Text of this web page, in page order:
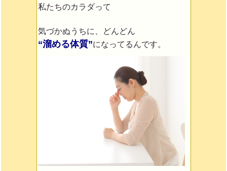
私たちのカラダって
気づかぬうちに、どんどん
“溜める体質”になってるんです。